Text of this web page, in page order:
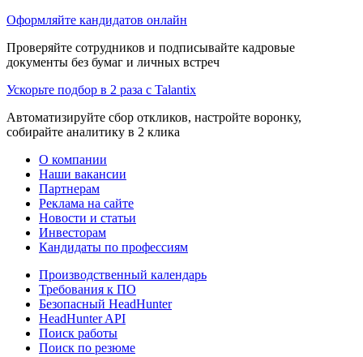
Оформляйте кандидатов онлайн
Проверяйте сотрудников и подписывайте кадровые
документы без бумаг и личных встреч
Ускорьте подбор в 2 раза с Talantix
Автоматизируйте сбор откликов, настройте воронку,
собирайте аналитику в 2 клика
О компании
Наши вакансии
Партнерам
Реклама на сайте
Новости и статьи
Инвесторам
Кандидаты по профессиям
Производственный календарь
Требования к ПО
Безопасный HeadHunter
HeadHunter API
Поиск работы
Поиск по резюме